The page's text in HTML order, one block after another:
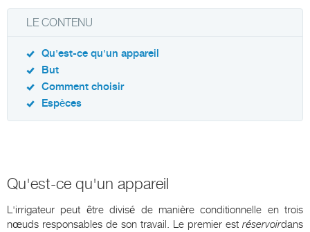
LE CONTENU
Qu'est-ce qu'un appareil
But
Comment choisir
Espèces
Qu'est-ce qu'un appareil
L'irrigateur peut être divisé de manière conditionnelle en trois
nœuds responsables de son travail. Le premier est réservoirdans